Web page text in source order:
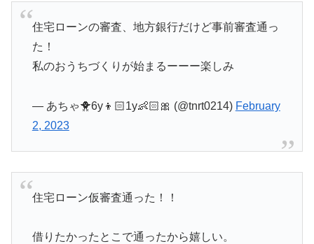
住宅ローンの審査、地方銀行だけど事前審査通っ
た！
私のおうちづくりが始まるーーー楽しみ
— あちゃ🐥6y👦🏻1y👶🏻🎀 (@tnrt0214) February
2, 2023
住宅ローン仮審査通った！！
借りたかったとこで通ったから嬉しい。